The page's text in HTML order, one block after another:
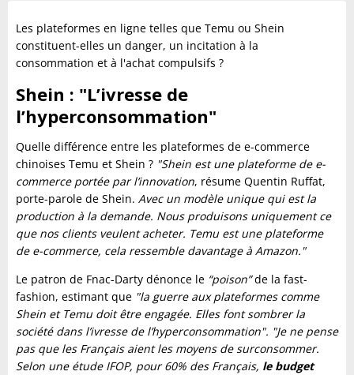
Les plateformes en ligne telles que Temu ou Shein
constituent-elles un danger, un incitation à la
consommation et à l'achat compulsifs ?
Shein : "L’ivresse de
l’hyperconsommation"
Quelle différence entre les plateformes de e-commerce
chinoises Temu et Shein ? "Shein est une plateforme de e-
commerce portée par l’innovation, résume Quentin Ruffat,
porte-parole de Shein. Avec un modèle unique qui est la
production à la demande. Nous produisons uniquement ce
que nos clients veulent acheter. Temu est une plateforme
de e-commerce, cela ressemble davantage à Amazon."
Le patron de Fnac-Darty dénonce le “poison”de la fast-
fashion, estimant que "la guerre aux plateformes comme
Shein et Temu doit être engagée. Elles font sombrer la
société dans l’ivresse de l’hyperconsommation". "Je ne pense
pas que les Français aient les moyens de surconsommer.
Selon une étude IFOP, pour 60% des Français, le budget